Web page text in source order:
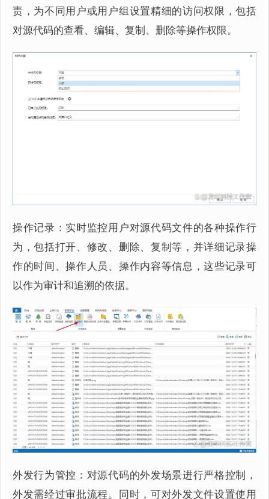
责，为不同用户或用户组设置精细的访问权限，包括
对源代码的查看、编辑、复制、删除等操作权限。
操作记录：实时监控用户对源代码文件的各种操作行
为，包括打开、修改、删除、复制等，并详细记录操
作的时间、操作人员、操作内容等信息，这些记录可
以作为审计和追溯的依据。
外发行为管控：对源代码的外发场景进行严格控制，
外发需经过审批流程。同时，可对外发文件设置使用